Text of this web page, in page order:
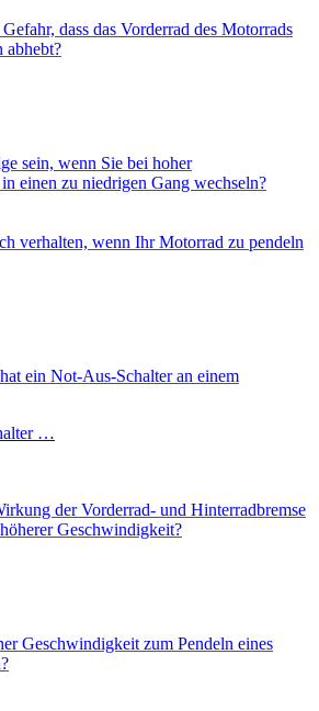
dass das Vorderrad des Motorrads
abhebt?
sein, wenn Sie bei hoher
einen zu niedrigen Gang wechseln?
verhalten, wenn Ihr Motorrad zu pendeln
ein Not-Aus-Schalter an einem
…
der Vorderrad- und Hinterradbremse
Geschwindigkeit?
Geschwindigkeit zum Pendeln eines